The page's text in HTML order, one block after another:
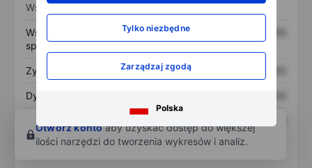
Tylko niezbędne
Zarządzaj zgodą
Polska
Wskaźniki
Współczynnik cena do
sprzedaży
XXXXXXX
Zysk na akcję XXXXXXX
Dywidenda na akcję
własnego
Otwórz kontoaby uzyskać dostęp do większej
ilości narzędzi do tworzenia wykresów i analiz.